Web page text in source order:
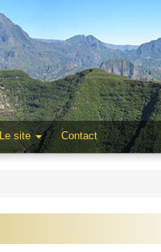
Le site Contact